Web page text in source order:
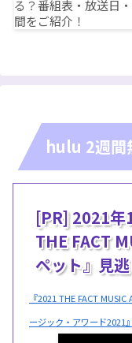
hulu 2週間
[PR] 2021年
THE FACT
ペット』見
『2021 THE FACT
ージック・アワード2021